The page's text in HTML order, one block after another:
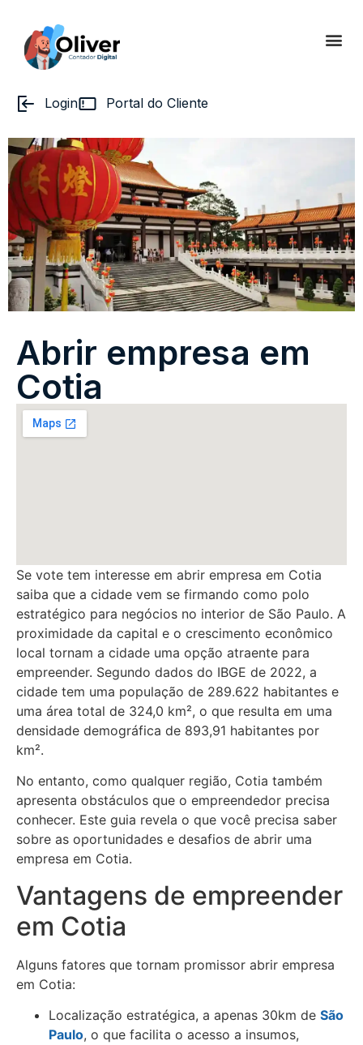
Login Portal do Cliente
Abrir empresa em
Cotia
Se vote tem interesse em abrir empresa em Cotia
saiba que a cidade vem se firmando como polo
estratégico para negócios no interior de São Paulo. A
proximidade da capital e o crescimento econômico
local tornam a cidade uma opção atraente para
empreender. Segundo dados do IBGE de 2022, a
cidade tem uma população de 289.622 habitantes e
uma área total de 324,0 km², o que resulta em uma
densidade demográfica de 893,91 habitantes por
km².
No entanto, como qualquer região, Cotia também
apresenta obstáculos que o empreendedor precisa
conhecer. Este guia revela o que você precisa saber
sobre as oportunidades e desafios de abrir uma
empresa em Cotia.
Vantagens de empreender
em Cotia
Alguns fatores que tornam promissor abrir empresa
em Cotia:
Localização estratégica, a apenas 30km de São
Paulo, o que facilita o acesso a insumos,